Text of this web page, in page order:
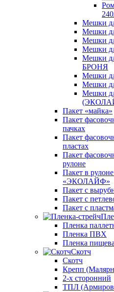
Мешки
Мешки
Мешки
Мешки
Мешки
БРОНЯ
Мешки
Мешки
Мешки
Пакет «майка»
Пакет
пачках
Пакет
пластах
Пакет
рулоне
Пакет в
«ЭКОЛАЙФ»
Пакет с
Пакет с
Пакет с
Пленка
Пленка ПВХ
Пленка
Скотч
Скотч
Крепп
2-х сторонний
ТПЛ